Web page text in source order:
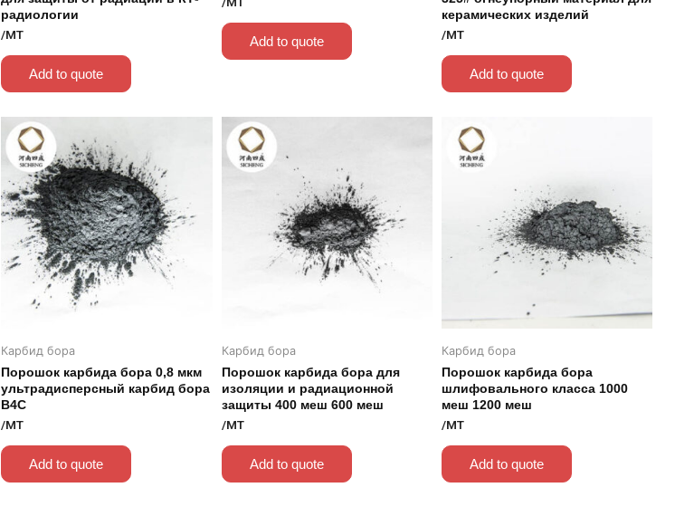
радиологии
/MT
Add to quote
Add to quote
керамических изделий
/MT
Add to quote
Карбид бора
Порошок карбида бора 0,8 мкм
ультрадисперсный карбид бора
B4C
/MT
Add to quote
Карбид бора
Порошок карбида бора для
изоляции и радиационной
защиты 400 меш 600 меш
/MT
Add to quote
Карбид бора
Порошок карбида бора
шлифовального класса 1000
меш 1200 меш
/MT
Add to quote